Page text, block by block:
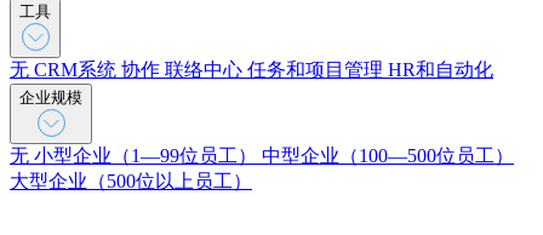
工具
无 CRM系统 协作 联络中心 任务和项目管理 HR和自动化
企业规模
无 小型企业（1—99位员工） 中型企业（100—500位员工）
大型企业（500位以上员工）